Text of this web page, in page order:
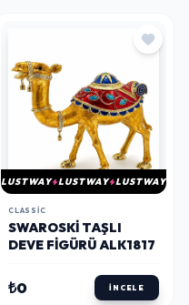
LUSTWAY LUSTWAY LUSTWAY
CLASSIC
SWAROSKI TAŞLI
DEVE FIGÜRÜ ALK1817
₺0 İNCELE